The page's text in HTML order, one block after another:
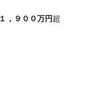
１，９００万円 超